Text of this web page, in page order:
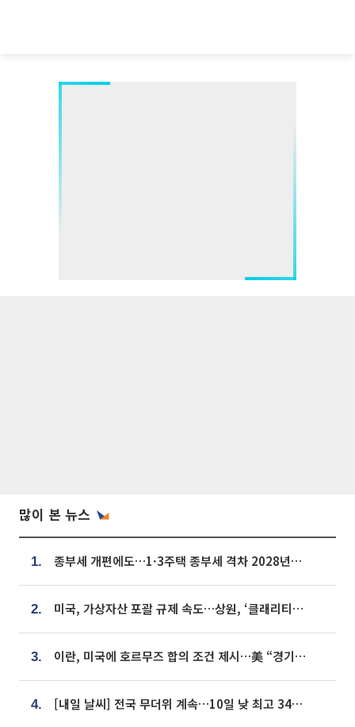
많이 본 뉴스
1. 종부세 개편에도…1·3주택 종부세 격차 2028년부터 확대
2. 미국, 가상자산 포괄 규제 속도…상원, ‘클래리티법’ 9월 절차투표 추진
3. 이란, 미국에 호르무즈 합의 조건 제시…美 “경기 아직 안 끝나” [종합]
4. [내일 날씨] 전국 무더위 계속…10일 낮 최고 34도 육박